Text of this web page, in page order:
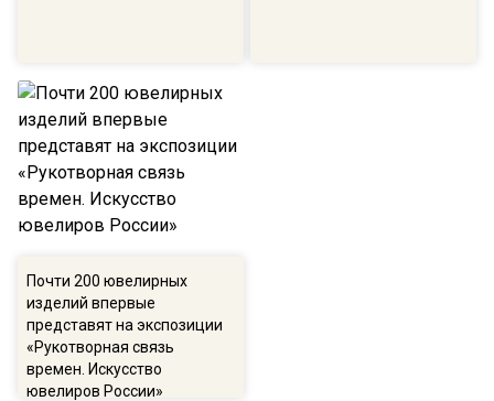
Почти 200 ювелирных
изделий впервые
представят на экспозиции
«Рукотворная связь
времен. Искусство
ювелиров России»